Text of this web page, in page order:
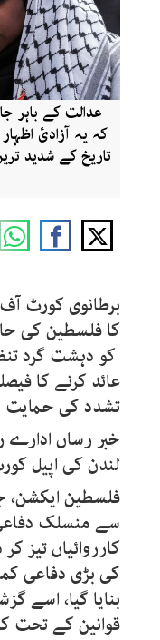
عدالت کے باہر
کہ یہ آزادیٔ
تاریخ کے شدید
برطانوی کورٹ
کا فلسطین کی
کو دہشت گرد
عائد کرنے کا
تشدد کی حمایت
خبر رساں ادارے
لندن کی اپیل
فلسطین ایکشن،
سے منسلک
کارروائیاں تیز
کی بڑی دفاعی
بنایا گیا، اسے
قوانین کے تحت